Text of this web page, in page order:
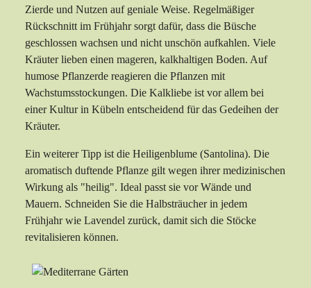
Zierde und Nutzen auf geniale Weise. Regelmäßiger
Rückschnitt im Frühjahr sorgt dafür, dass die Büsche
geschlossen wachsen und nicht unschön aufkahlen. Viele
Kräuter lieben einen mageren, kalkhaltigen Boden. Auf
humose Pflanzerde reagieren die Pflanzen mit
Wachstumsstockungen. Die Kalkliebe ist vor allem bei
einer Kultur in Kübeln entscheidend für das Gedeihen der
Kräuter.
Ein weiterer Tipp ist die Heiligenblume (Santolina). Die
aromatisch duftende Pflanze gilt wegen ihrer medizinischen
Wirkung als "heilig". Ideal passt sie vor Wände und
Mauern. Schneiden Sie die Halbsträucher in jedem
Frühjahr wie Lavendel zurück, damit sich die Stöcke
revitalisieren können.